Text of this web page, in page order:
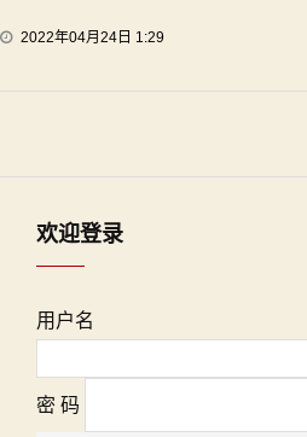
2022年04月24日 1:29
欢迎登录
用户名
密 码